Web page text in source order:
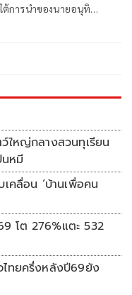
ต้การนำของนายอนุทิน
ใหญ่กลางสวนทุเรียน
หมี
เคลื่อน ‘บ้านเพื่อคน
โต 276%แตะ 532
ไทยครึ่งหลังปี69ยัง